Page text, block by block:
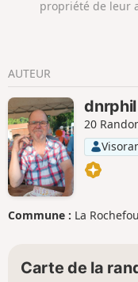
propriété de leur
AUTEUR
dnrphil
20
Commune : La
Carte de la